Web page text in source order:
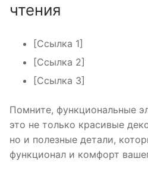
чтения
[Ссылка 1]
[Ссылка 2]
[Ссылка 3]
Помните, функциональные
это не только красивые
но и полезные детали,
функционал и комфорт